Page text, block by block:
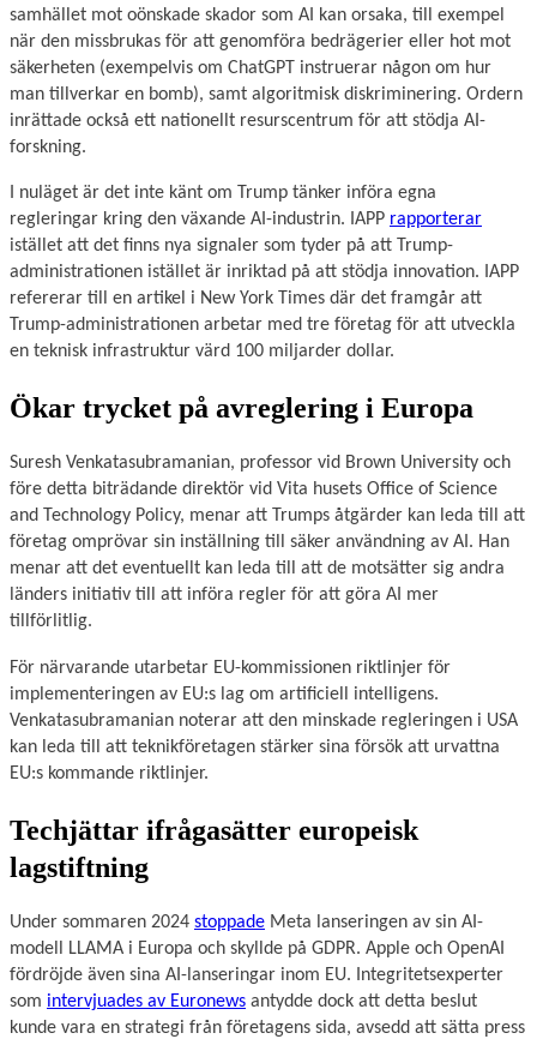
samhället mot oönskade skador som AI kan orsaka, till exempel
när den missbrukas för att genomföra bedrägerier eller hot mot
säkerheten (exempelvis om ChatGPT instruerar någon om hur
man tillverkar en bomb), samt algoritmisk diskriminering. Ordern
inrättade också ett nationellt resurscentrum för att stödja AI-
forskning.
I nuläget är det inte känt om Trump tänker införa egna
regleringar kring den växande AI-industrin. IAPP rapporterar
istället att det finns nya signaler som tyder på att Trump-
administrationen istället är inriktad på att stödja innovation. IAPP
refererar till en artikel i New York Times där det framgår att
Trump-administrationen arbetar med tre företag för att utveckla
en teknisk infrastruktur värd 100 miljarder dollar.
Ökar trycket på avreglering i Europa
Suresh Venkatasubramanian, professor vid Brown University och
före detta biträdande direktör vid Vita husets Office of Science
and Technology Policy, menar att Trumps åtgärder kan leda till att
företag omprövar sin inställning till säker användning av AI. Han
menar att det eventuellt kan leda till att de motsätter sig andra
länders initiativ till att införa regler för att göra AI mer
tillförlitlig.
För närvarande utarbetar EU-kommissionen riktlinjer för
implementeringen av EU:s lag om artificiell intelligens.
Venkatasubramanian noterar att den minskade regleringen i USA
kan leda till att teknikföretagen stärker sina försök att urvattna
EU:s kommande riktlinjer.
Techjättar ifrågasätter europeisk
lagstiftning
Under sommaren 2024 stoppade Meta lanseringen av sin AI-
modell LLAMA i Europa och skyllde på GDPR. Apple och OpenAI
fördröjde även sina AI-lanseringar inom EU. Integritetsexperter
som intervjuades av Euronews antydde dock att detta beslut
kunde vara en strategi från företagens sida, avsedd att sätta press